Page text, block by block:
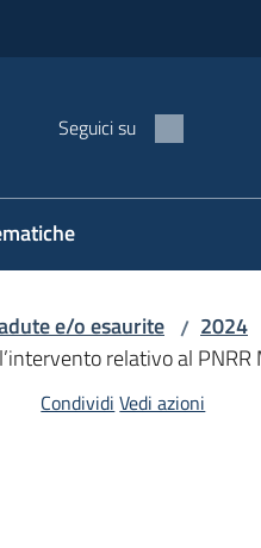
Seguici su
e/o esaurite / 2024
relativo al PNRR
Condividi Vedi azioni